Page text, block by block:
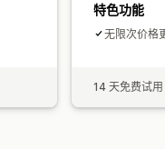
特色功能
无限次价格
14 天免费试用